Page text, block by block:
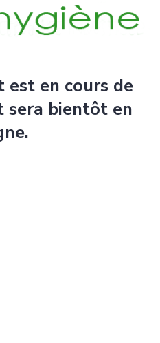
est en cours de
sera bientôt en